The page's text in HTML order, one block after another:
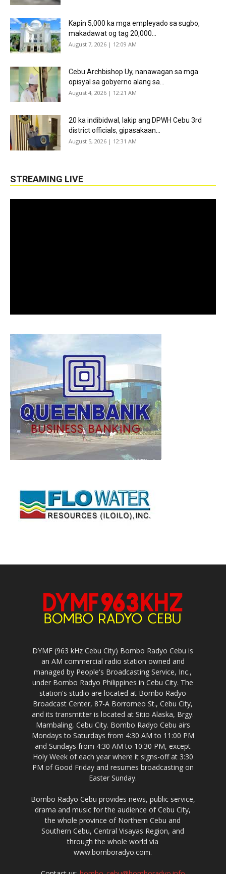
Kapin 5,000 ka mga empleyado sa sugbo,
makadawat og tag 20,000...
August 7, 2026 | 12:09 AM
Cebu Archbishop Uy, nanawagan sa mga
opisyal sa gobyerno alang sa...
August 4, 2026 | 12:21 AM
20 ka indibidwal, lakip ang DPWH Cebu 3rd
district officials, gipasakaan...
August 5, 2026 | 12:31 AM
STREAMING LIVE
DYMF (963 kHz Cebu City) Bombo Radyo Cebu is
an AM commercial radio station owned and
managed by People's Broadcasting Service, Inc.,
under Bombo Radyo Philippines in Cebu City. The
station's studio are located at Bombo Radyo
Broadcast Center, 87-A Borromeo St., Cebu City,
and its transmitter is located at Sitio Alaska, Brgy.
Mambaling, Cebu City. Bombo Radyo Cebu airs
Mondays to Saturdays from 4:30 AM to 11:00 PM
and Sundays from 4:30 AM to 10:30 PM, except
Holy Week of each year where it signs-off at 3:30
PM of Good Friday and resumes broadcasting on
Easter Sunday.
Bombo Radyo Cebu provides news, public service,
drama and music for the audience of Cebu City,
the whole province of Northern Cebu and
Southern Cebu, Central Visayas Region, and
through the whole world via
www.bomboradyo.com.